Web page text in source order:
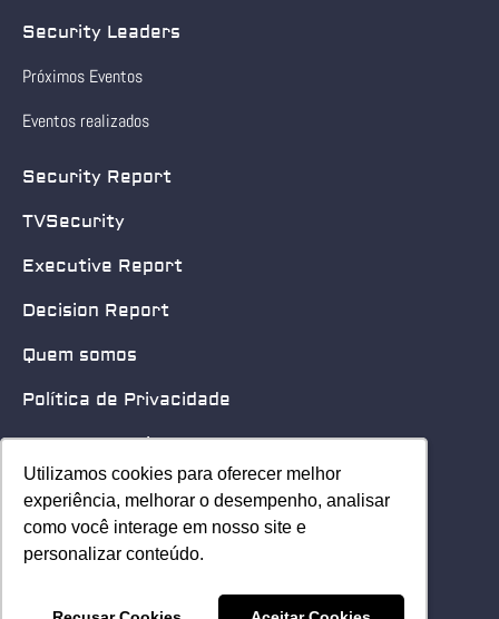
Utilizamos cookies para oferecer melhor
experiência, melhorar o desempenho, analisar
como você interage em nosso site e
personalizar conteúdo.
Utilizamos cookies para oferecer melhor
experiência, melhorar o desempenho, analisar
como você interage em nosso site e
personalizar conteúdo.
Security Leaders
Próximos Eventos
Eventos realizados
Security Report
TVSecurity
Executive Report
Decision Report
Quem somos
Política de Privacidade
Quero patrocinar
Contato
Home
© 2025 Security Leader. Todos os Direitos Reservados.